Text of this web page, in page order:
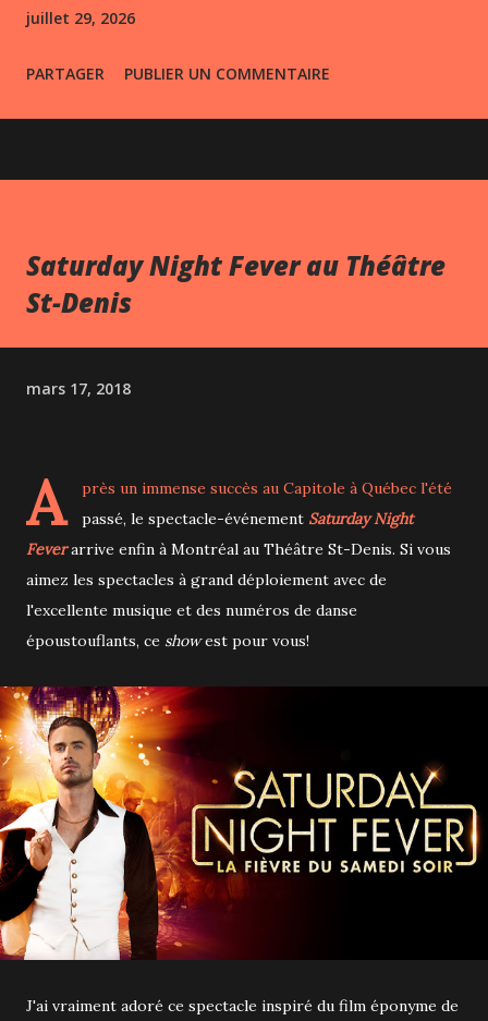
juillet 29, 2026
PARTAGER PUBLIER UN COMMENTAIRE
Saturday Night Fever au Théâtre
St-Denis
mars 17, 2018
A
près un immense succès au Capitole à Québec l'été
passé, le spectacle-événement Saturday Night
Feverarrive enfin à Montréal au Théâtre St-Denis. Si vous
aimez les spectacles à grand déploiement avec de
l'excellente musique et des numéros de danse
époustouflants, ce showest pour vous!
J'ai vraiment adoré ce spectacle inspiré du film éponyme de